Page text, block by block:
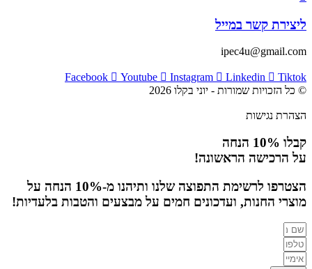
ליצירת קשר במייל
ipec4u@gmail.com
Facebook Youtube Instagram Linkedin
Tiktok
© כל הזכויות שמורות - יוני בקלו 2026
הצהרת נגישות
קבלו 10% הנחה
על הרכישה הראשונה!
הצטרפו לרשימת התפוצה שלנו ותיהנו מ-10% הנחה על
מוצרי החנות, ועדכונים חמים על מבצעים והטבות בלעדיות!